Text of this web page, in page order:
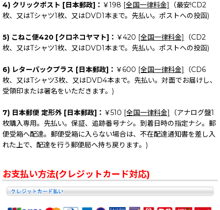
4) クリックポスト [日本郵政]： ￥198 [全国一律料金]
（最安!CD2
枚、又はTシャツ1枚、又はDVD1本まで。先払い。ポストへの投函)
5) こねこ便420 [クロネコヤマト]： ￥420 [全国一律料金]
（CD2
枚、又はTシャツ1枚、又はDVD1本まで。先払い。ポストへの投函)
6) レターパックプラス [日本郵政]： ￥600 [全国一律料金]
（CD6
枚、又はTシャツ3枚、又はDVD4本まで。先払い。対面でお届けし、
受領印または署名をいただきます。)
7) 日本郵便 定形外 [日本郵政]： ￥510 [全国一律料金]
（アナログ盤1
枚購入専用。先払い。保証、追跡番号ナシ。到着日時の指定ナシ。郵
便受箱へ配達。郵便受箱に入らない場合は、不在配達通知書を差し入
れた上で、配達を行う郵便局へ持ち戻ります。)
お支払い方法(クレジットカード対応)